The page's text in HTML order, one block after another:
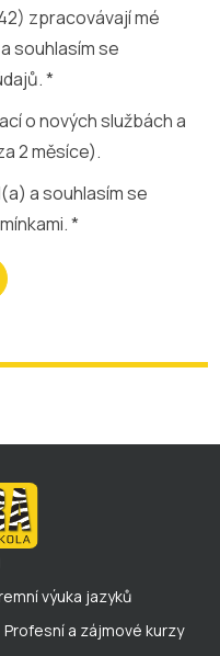
zpracovávají mé
souhlasím se
*
o nových službách a
2 měsíce).
a souhlasím se
. *
výuka jazyků
Profesní a zájmové kurzy